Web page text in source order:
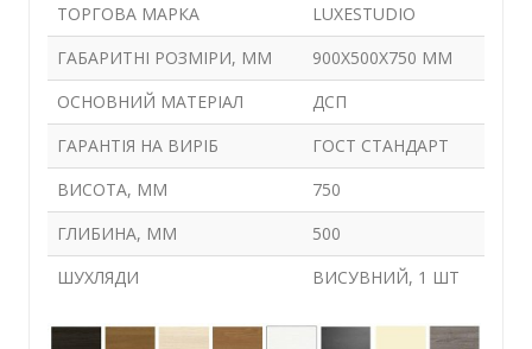
ТОРГОВА МАРКА
LUXESTUDIO
ГАБАРИТНІ РОЗМІРИ, ММ
900Х500Х750 ММ
ОСНОВНИЙ МАТЕРІАЛ
ДСП
ГАРАНТІЯ НА ВИРІБ
ГОСТ СТАНДАРТ
ВИСОТА, ММ
750
ГЛИБИНА, ММ
500
ШУХЛЯДИ
ВИСУВНИЙ, 1 ШТ